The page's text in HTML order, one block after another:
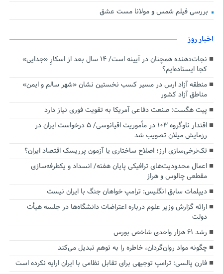
بررسی فیلم شمس و مولانا مست عشق
اخبار روز
نجات‌دهنده‌ همچنان در آیینه است/ ۱۴ سال بعد از اسکارِ «جدایی»
کجا ایستاده‌ایم؟
منطقه آزاد ارس در مسیر کسب نخستین نشان «شهر سالم و ایمن»
مناطق آزاد کشور
پیت هگست: صنعت دفاعی آمریکا به تقویت فوری نیاز دارد
اقتدار ناوگروه ۱۰۳ در مأموریت‌ اقیانوسی/ ۵ درخواست ایران در
رزمایش میلان تصویب شد
تک‌نرخی‌سازی ارز؛ اصلاح ساختاری یا آزمون پرریسک اقتصاد ایران؟
اعمال محدودیت‌های ترافیکی پایان هفته/ انسداد و یکطرفه‌سازی
مقطعی چالوس و هراز
دیپلمات سابق انگلیس:‌ ترامپ خواهان جنگ با ایران نیست
ارائه گزارش وزیر علوم درباره اعتراضات دانشگاه‌ها در جلسه هیأت
دولت
رشد ۶۱ هزار واحدی شاخص بورس
چگونه مواد روان‌گردان، خاطره را به توهم تبدیل می‌کند
فارن پالسی: ترامپ توجیهی برای تقابل نظامی با ایران ارایه نکرده است